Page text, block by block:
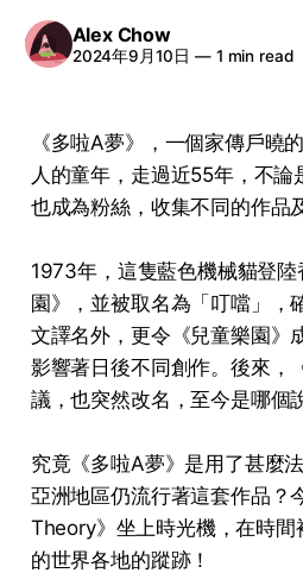
Alex Chow
2024年9月10日 —1 min read
《多啦A夢》，一個家傳戶曉
人的童年，走過近55年，不
也成為粉絲，收集不同的作品
1973年，這隻藍色機械貓登
園》，並被取名為「叮噹」，
文譯名外，更令《兒童樂園》
影響著日後不同創作。後來，
議，也突然改名，至今是哪個
究竟《多啦A夢》是用了甚麼
亞洲地區仍流行著這套作品？
Theory》坐上時光機，在時
的世界各地的蹤跡！